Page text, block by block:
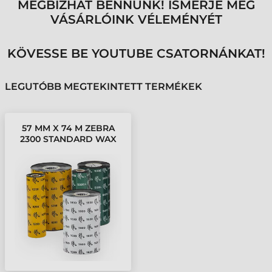
MEGBÍZHAT BENNÜNK! ISMERJE MEG
VÁSÁRLÓINK VÉLEMÉNYÉT
KÖVESSE BE YOUTUBE CSATORNÁNKAT!
LEGUTÓBB MEGTEKINTETT TERMÉKEK
57 MM X 74 M ZEBRA
2300 STANDARD WAX